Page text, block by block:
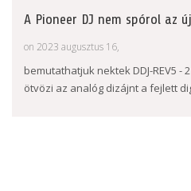
A Pioneer DJ nem spórol az
on 2023 augusztus 16,
bemutathatjuk nektek DDJ-REV5
ötvözi az analóg dizájnt a fejlett